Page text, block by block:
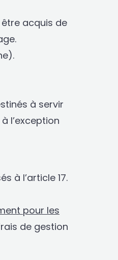
acquis de
à servir
l’exception
à l’article 17.
pour les
de gestion